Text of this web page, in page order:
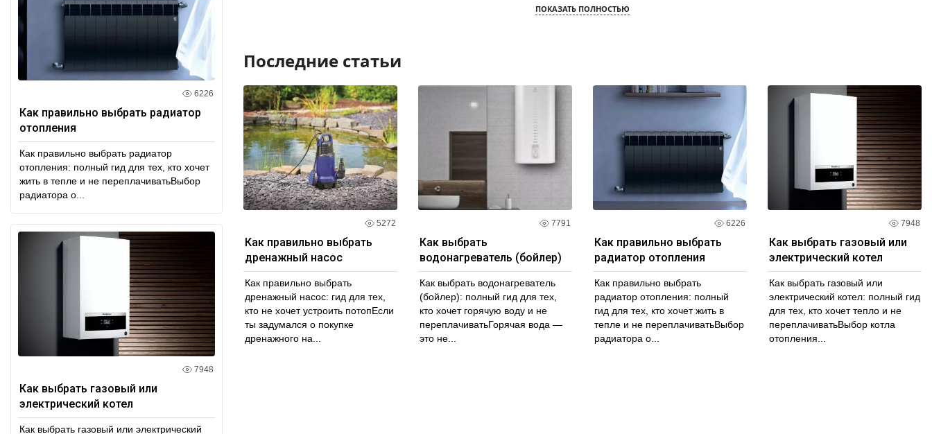
6226
Как правильно выбрать радиатор
отопления
Как правильно выбрать радиатор
отопления: полный гид для тех, кто хочет
жить в тепле и не переплачиватьВыбор
радиатора о...
7948
Как выбрать газовый или
электрический котел
Как выбрать газовый или электрический
повышенной термостойкостью для применения в высоких температурах. Кроме того, мы предлагаем самоклеящиеся ленты с
дополнительными функциями, такими как антискользящие, амортизирующие или усиленные стержневыми волокнами.
Покупая самоклеящиеся ленты у нас, вы получаете продукцию от ведущих производителей, которые гарантируют высокое
качество и надежность. Мы гарантируем, что наши ленты легко в использовании, безопасны и эффективны.
Не теряйте время и энергию на поиск и сравнение различных вариантов самоклеящихся лент в других местах. Закажите
самоклеящиеся ленты у нас прямо сейчас и получите идеальное решение для своих задач по приклеиванию и соединению!
ПОКАЗАТЬ ПОЛНОСТЬЮ
Последние статьи
5272
Как правильно выбрать
дренажный насос
Как правильно выбрать
дренажный насос: гид для тех,
кто не хочет устроить потопЕсли
ты задумался о покупке
дренажного на...
7791
Как выбрать
водонагреватель (бойлер)
Как выбрать водонагреватель
(бойлер): полный гид для тех,
кто хочет горячую воду и не
переплачиватьГорячая вода —
это не...
6226
Как правильно выбрать
радиатор отопления
Как правильно выбрать
радиатор отопления: полный
гид для тех, кто хочет жить в
тепле и не переплачиватьВыбор
радиатора о...
7948
Как выбрать газовый или
электрический котел
Как выбрать газовый или
электрический котел: полный гид
для тех, кто хочет тепло и не
переплачиватьВыбор котла
отопления...